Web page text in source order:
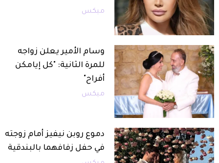
ميكس
وسام الأمير يعلن زواجه
للمرة الثانية: "كل إيامكن
أفراح"
ميكس
دموع روبن نيفيز أمام زوجته
في حفل زفافهما بالبندقية